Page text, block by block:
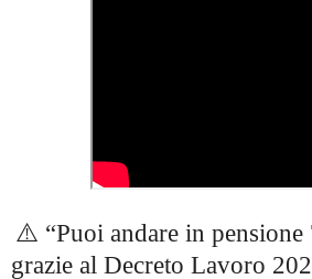
⚠️ “Puoi andare in pensione
grazie al Decreto Lavoro